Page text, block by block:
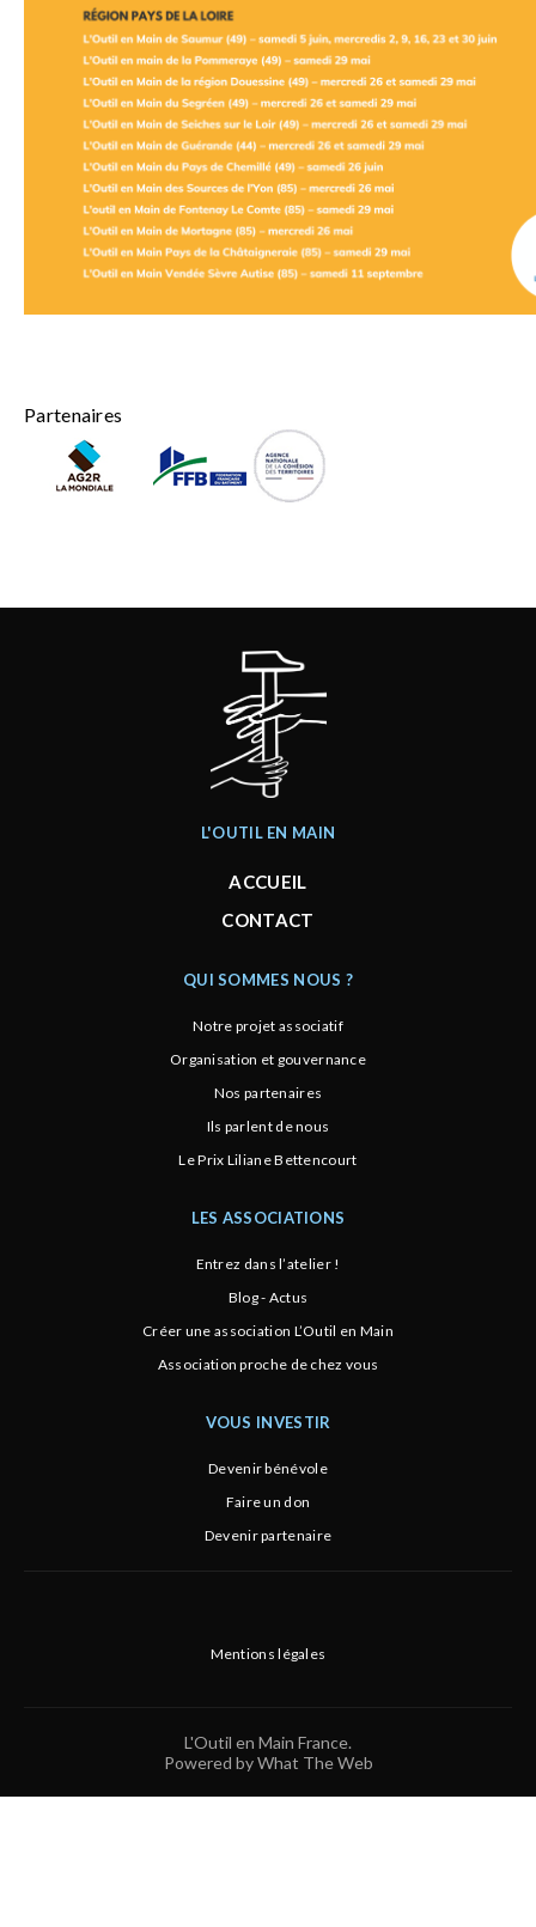
Partenaires
L'OUTIL EN MAIN
ACCUEIL
CONTACT
QUI SOMMES NOUS ?
Notre projet associatif
Organisation et gouvernance
Nos partenaires
Ils parlent de nous
Le Prix Liliane Bettencourt
LES ASSOCIATIONS
Entrez dans l’atelier !
Blog - Actus
Créer une association L’Outil en Main
Association proche de chez vous
VOUS INVESTIR
Devenir bénévole
Faire un don
Devenir partenaire
Mentions légales
L'Outil en Main France.
Powered by What The Web